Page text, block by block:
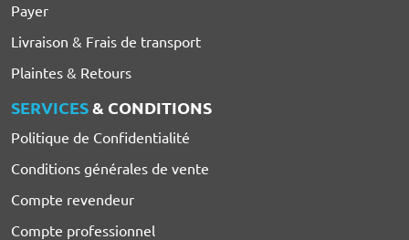
Payer
Livraison & Frais de transport
Plaintes & Retours
SERVICES& CONDITIONS
Politique de Confidentialité
Conditions générales de vente
Compte revendeur
Compte professionnel